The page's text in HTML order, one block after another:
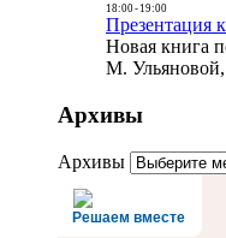
18:00- 19:00
Презентация
Новая книга
М.
Архивы
Архивы
Решаем вместе